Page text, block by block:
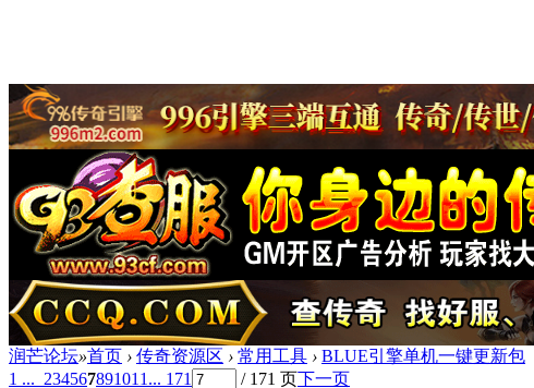
润芒论坛»首页 › 传奇资源区 › 常用工具 › BLUE引擎单机一键更新包
1 ... 234567891011 ... 171 / 171 页下一页